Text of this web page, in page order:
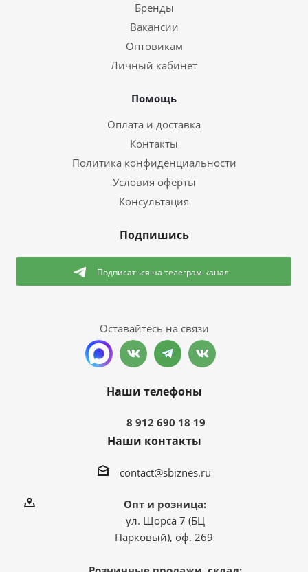
Бренды
Вакансии
Оптовикам
Личный кабинет
Помощь
Оплата и доставка
Контакты
Политика конфиденциальности
Условия оферты
Консультация
Подпишись
Подписаться на телеграм-канал
Оставайтесь на связи
Наши телефоны
8 912 690 18 19
Наши контакты
contact@sbiznes.ru
Опт и розница:
ул. Щорса 7 (БЦ
Парковый), оф. 269